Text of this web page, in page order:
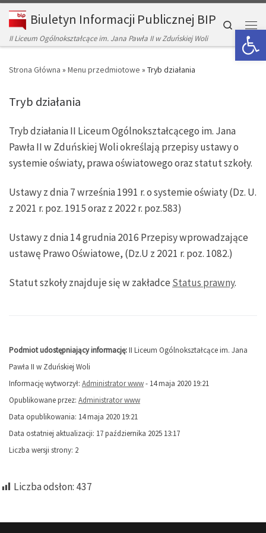
Skip to content
Biuletyn Informacji Publicznej BIP
II Liceum Ogólnokształcące im. Jana Pawła II w Zduńskiej Woli
Search
Strona Główna » Menu przedmiotowe » Tryb działania
Tryb działania
Tryb działania II Liceum Ogólnokształcącego im. Jana
Pawła II w Zduńskiej Woli określają przepisy ustawy o
systemie oświaty, prawa oświatowego oraz statut szkoły.
Ustawy z dnia 7 września 1991 r. o systemie oświaty (Dz. U.
z 2021 r. poz. 1915 oraz z 2022 r. poz.583)
Ustawy z dnia 14 grudnia 2016 Przepisy wprowadzające
ustawę Prawo Oświatowe, (Dz.U z 2021 r. poz. 1082.)
Statut szkoły znajduje się w zakładceStatus prawny.
Podmiot udostępniający informację:II Liceum Ogólnokształcące im. Jana
Pawła II w Zduńskiej Woli
Informację wytworzył: Administrator www- 14 maja 2020 19:21
Opublikowane przez: Administrator www
Data opublikowania: 14 maja 2020 19:21
Data ostatniej aktualizacji: 17 października 2025 13:17
Liczba wersji strony: 2
Liczba odsłon: 437